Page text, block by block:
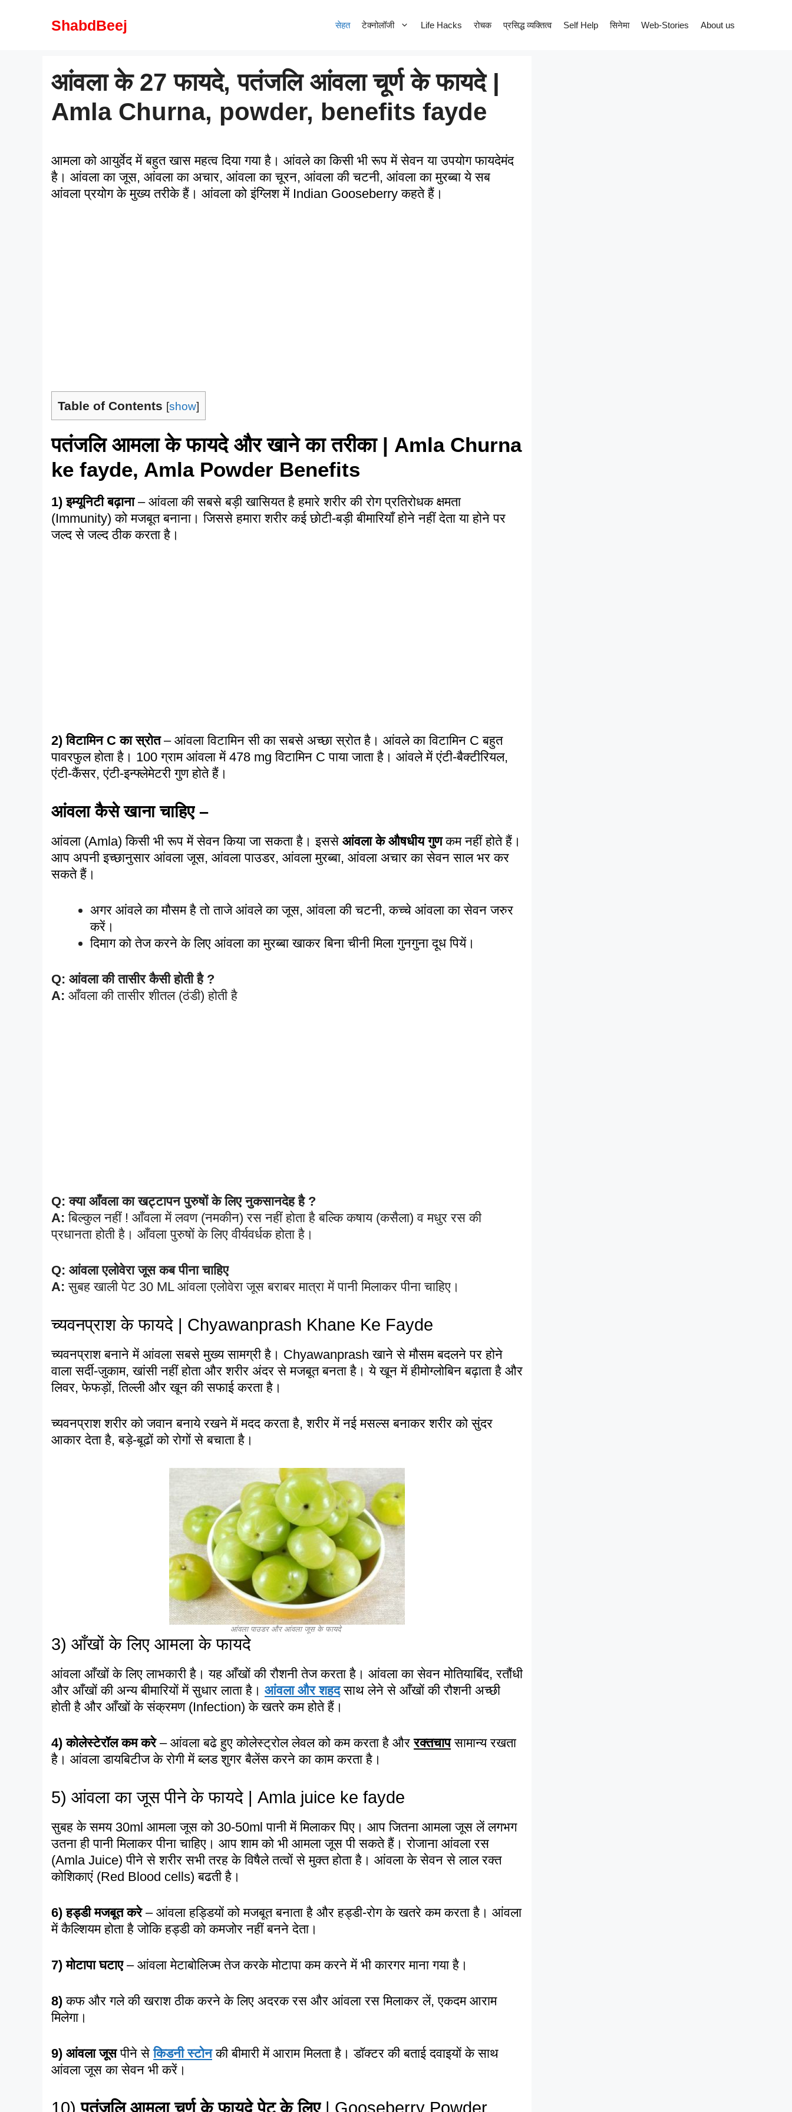
ShabdBeej सेहत टेक्नोलॉजी Life Hacks रोचक प्रसिद्ध व्यक्तित्व Self Help सिनेमा Web-Stories About us
आंवला के 27 फायदे, पतंजलि आंवला चूर्ण के फायदे |
Amla Churna, powder, benefits fayde
आमला को आयुर्वेद में बहुत खास महत्व दिया गया है। आंवले का किसी भी रूप में सेवन या उपयोग फायदेमंद
है। आंवला का जूस, आंवला का अचार, आंवला का चूरन, आंवला की चटनी, आंवला का मुरब्बा ये सब
आंवला प्रयोग के मुख्य तरीके हैं। आंवला को इंग्लिश में Indian Gooseberry कहते हैं।
Table of Contents [show]
पतंजलि आमला के फायदे और खाने का तरीका | Amla Churna
ke fayde, Amla Powder Benefits
1) इम्यूनिटी बढ़ाना– आंवला की सबसे बड़ी खासियत है हमारे शरीर की रोग प्रतिरोधक क्षमता
(Immunity) को मजबूत बनाना। जिससे हमारा शरीर कई छोटी-बड़ी बीमारियाँ होने नहीं देता या होने पर
जल्द से जल्द ठीक करता है।
2) विटामिन C का स्रोत– आंवला विटामिन सी का सबसे अच्छा स्रोत है। आंवले का विटामिन C बहुत
पावरफुल होता है। 100 ग्राम आंवला में 478 mg विटामिन C पाया जाता है। आंवले में एंटी-बैक्टीरियल,
एंटी-कैंसर, एंटी-इन्फ्लेमेटरी गुण होते हैं।
आंवला कैसे खाना चाहिए –
आंवला (Amla) किसी भी रूप में सेवन किया जा सकता है। इससे आंवला के औषधीय गुणकम नहीं होते हैं।
आप अपनी इच्छानुसार आंवला जूस, आंवला पाउडर, आंवला मुरब्बा, आंवला अचार का सेवन साल भर कर
सकते हैं।
अगर आंवले का मौसम है तो ताजे आंवले का जूस, आंवलाकी चटनी, कच्चे आंवला का सेवन जरुर
करें।
दिमाग को तेज करने के लिए आंवला का मुरब्बा खाकर बिना चीनी मिला गुनगुना दूध पियें।
Q: आंवला की तासीर कैसी होती है ?
A: आँवला की तासीर शीतल (ठंडी) होती है
Q: क्या आँवला का खट्टापन पुरुषों के लिए नुकसानदेह है ?
A: बिल्कुल नहीं ! आँवला में लवण (नमकीन) रस नहीं होता है बल्कि कषाय (कसैला) व मधुर रस की
प्रधानता होती है। आँवला पुरुषों के लिए वीर्यवर्धक होता है।
Q: आंवला एलोवेरा जूस कब पीना चाहिए
A: सुबह खाली पेट 30 ML आंवला एलोवेरा जूस बराबर मात्रा में पानी मिलाकर पीना चाहिए।
च्यवनप्राश के फायदे | Chyawanprash Khane Ke Fayde
च्यवनप्राश बनाने में आंवला सबसे मुख्य सामग्री है। Chyawanprash खाने से मौसम बदलने पर होने
वाला सर्दी-जुकाम, खांसी नहीं होता और शरीर अंदर से मजबूत बनता है। ये खून में हीमोग्लोबिन बढ़ाता है और
लिवर, फेफड़ों, तिल्ली और खून की सफाई करता है।
च्यवनप्राश शरीर को जवान बनाये रखने में मदद करता है, शरीर में नई मसल्स बनाकर शरीर को सुंदर
आकार देता है, बड़े-बूढों को रोगों से बचाता है।
आंवला पाउडर और आंवला जूस के फायदे
3) आँखों के लिए आमला के फायदे
आंवला आँखों के लिए लाभकारी है। यह आँखों की रौशनी तेज करता है। आंवला का सेवन मोतियाबिंद, रतौंधी
और आँखों की अन्य बीमारियों में सुधार लाता है। आंवला और शहद साथ लेने से आँखों की रौशनी अच्छी
होती है और आँखों के संक्रमण (Infection) के खतरे कम होते हैं।
4) कोलेस्टेरॉल कम करे– आंवला बढे हुए कोलेस्ट्रोल लेवल को कम करता है औररक्तचापसामान्य रखता
है। आंवला डायबिटीज के रोगी में ब्लड शुगर बैलेंस करने का काम करता है।
5) आंवला का जूस पीने के फायदे | Amla juice ke fayde
सुबह के समय 30ml आमला जूस को 30-50ml पानी में मिलाकर पिए। आप जितना आमला जूस लें लगभग
उतना ही पानी मिलाकर पीना चाहिए। आप शाम को भी आमला जूस पी सकते हैं। रोजाना आंवला रस
(Amla Juice) पीने से शरीर सभी तरह के विषैले तत्वों से मुक्त होता है। आंवला के सेवन से लाल रक्त
कोशिकाएं (Red Blood cells) बढती है।
6) हड्डी मजबूत करे– आंवला हड्डियों को मजबूत बनाता है और हड्डी-रोग के खतरे कम करता है। आंवला
में कैल्शियम होता है जोकि हड्डी को कमजोर नहीं बनने देता।
7) मोटापा घटाए– आंवला मेटाबोलिज्म तेज करके मोटापा कम करने में भी कारगर माना गया है।
8) कफ और गले की खराश ठीक करने के लिए अदरक रस और आंवला रस मिलाकर लें, एकदम आराम
मिलेगा।
9) आंवला जूसपीने से किडनी स्टोन की बीमारी में आराम मिलता है। डॉक्टर की बताई दवाइयों के साथ
आंवला जूस का सेवन भी करें।
10) पतंजलि आमला चूर्ण के फायदे पेट के लिए| Gooseberry Powder